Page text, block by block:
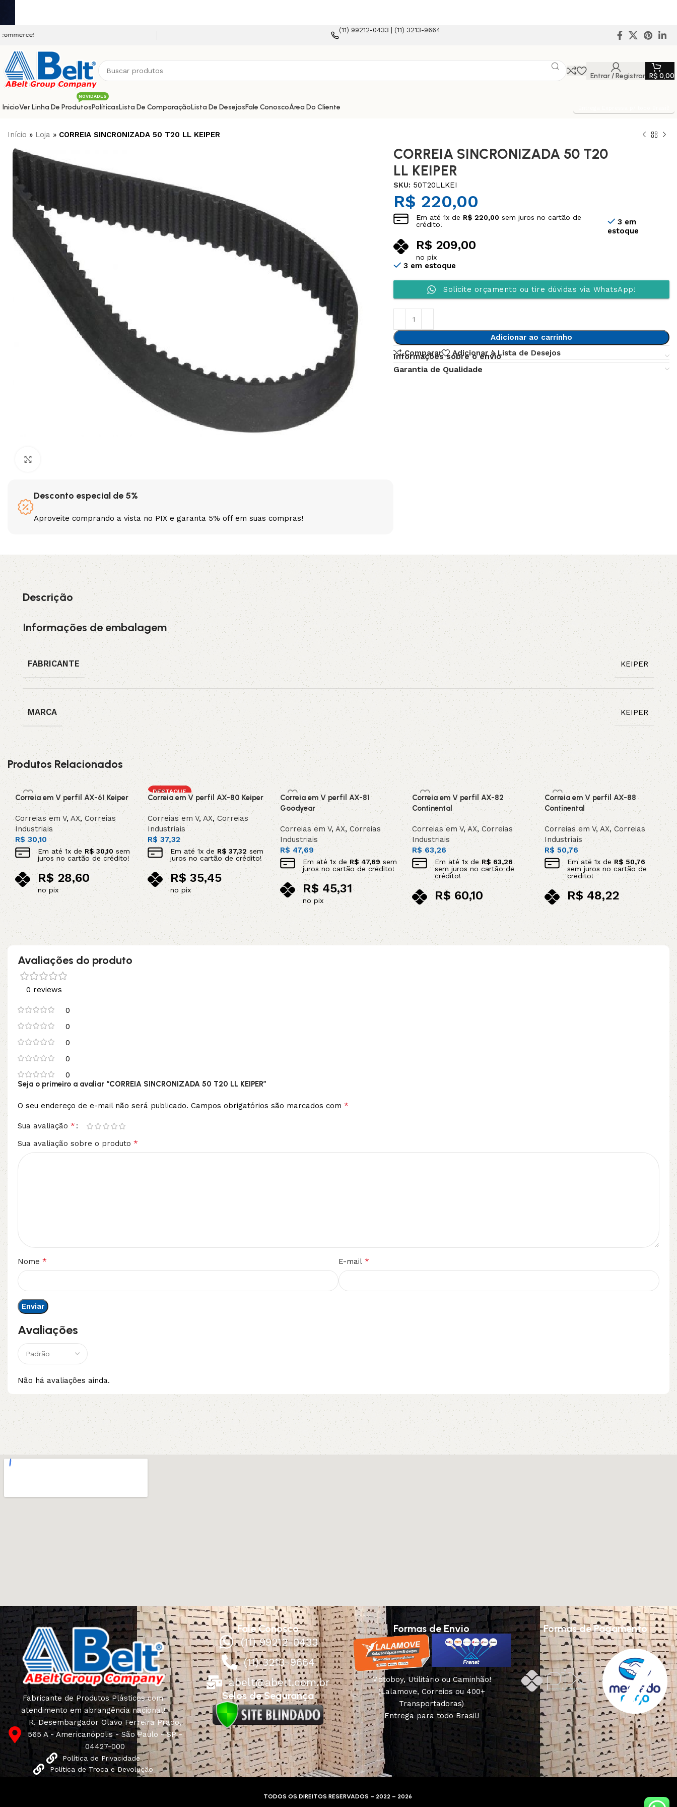
(11) 99212-0433 | (11) 3213-9664
Entrar / Registrar R$ 0,00
InicioVer Linha De Produtos
NOVIDADES
A
PL SPA SPB SPC SPZ
XPA XPB XPZ ZX
PolíticasLista De ComparaçãoLista De DesejosFale ConoscoÁrea Do Cliente
Início » Loja » CORREIA SINCRONIZADA 50 T20 LL KEIPER
Desconto especial de 5%
Aproveite comprando a vista no PIX e garanta 5% off em suas compras!
CORREIA SINCRONIZADA 50 T20
LL KEIPER
SKU: 50T20LLKEI
R$ 220,00
Em até1x de R$ 220,00 sem juros no cartão de
crédito!
R$ 209,00
no pix
3 em
estoque
3 em estoque
Solicite orçamento ou tire dúvidas via WhatsApp!
Adicionar ao carrinho
Comparar
Adicionar à Lista de Desejos
Informações sobre o envio
Garantia de Qualidade
Descrição
Informações de embalagem
FABRICANTE KEIPER
MARCA KEIPER
Produtos Relacionados
Correia em V perfil AX-61 Keiper
Correias em V, AX,Correias
Industriais
R$30,10
Em até1x de R$30,10 sem
juros no cartão de crédito!
R$28,60
no pix
Adicionar ao carrinho
DESTAQUE
Correia em V perfil AX-80 Keiper
Correias em V, AX, Correias
Industriais
R$ 37,32
Em até 1x de R$ 37,32sem
juros no cartão de crédito!
R$35,45
no pix
Adicionar ao carrinho
Correia em V perfil AX-81
Goodyear
Correias em V, AX, Correias
Industriais
R$ 47,69
Em até 1x de R$ 47,69sem
juros no cartão de crédito!
R$45,31
no pix
Adicionar ao carrinho
Correia em V perfil AX-82
Continental
Correias em V,AX,Correias
Industriais
R$63,26
Em até1x deR$ 63,26
sem juros no cartão de
crédito!
R$60,10
no pix
Adicionar ao carrinho
Correia em V perfil AX-88
Continental
Correias em V,AX,Correias
Industriais
R$ 50,76
Em até1x deR$ 50,76
sem juros no cartão de
crédito!
R$ 48,22
no pix
Adicionar ao carrinho
Avaliações do produto
0 reviews
0
0
0
0
0
Avaliações
Não há avaliações ainda.
Seja o primeiro a avaliar “CORREIA SINCRONIZADA 50 T20 LL KEIPER”
O seu endereço de e-mail não será publicado. Campos obrigatórios são marcados com *
Sua avaliação *
Sua avaliação sobre o produto *
Nome * E-mail *
Fabricante de Produtos Plásticos com
atendimento em abrangência nacional!
R. Desembargador Olavo Ferreira Prado,
565 A - Americanópolis - São Paulo - SP -
04427-000
Política de Privacidade
Política de Troca e Devolução
Fale Conosco
(11) 99212-0433
(11) 3213-9664
abelt@abelt.com.br
Selos de Segurança
Formas de Envio
Motoboy, Utilitário ou Caminhão!
(Lalamove, Correios ou 400+
Transportadoras)
Entrega para todo Brasil!
Formas de Pagamento
TODOS OS DIREITOS RESERVADOS – 2022 – 2026